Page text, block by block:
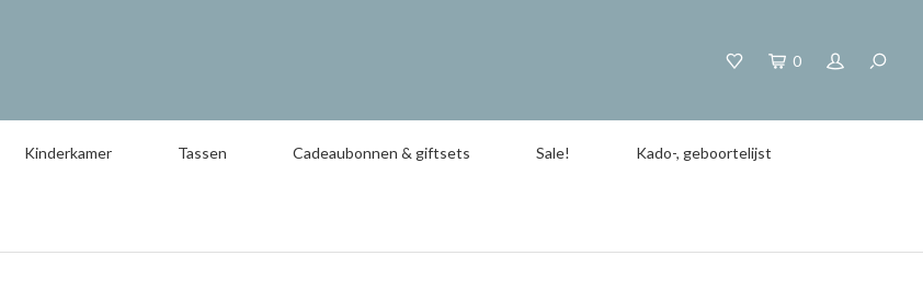
0
Kinderkamer Tassen Cadeaubonnen & giftsets Sale! Kado-, geboortelijst